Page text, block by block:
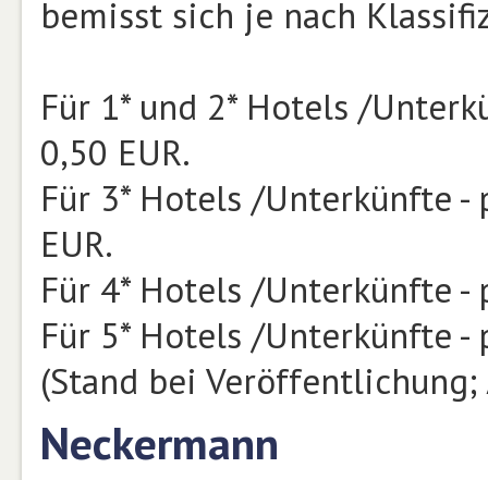
bemisst sich je nach
Für 1* und 2* Hotels /
0,50 EUR.
Für 3* Hotels /Unterkünfte -
EUR.
Für 4* Hotels /Unterkünfte -
Für 5* Hotels /Unterkünfte -
(Stand bei
Neckermann